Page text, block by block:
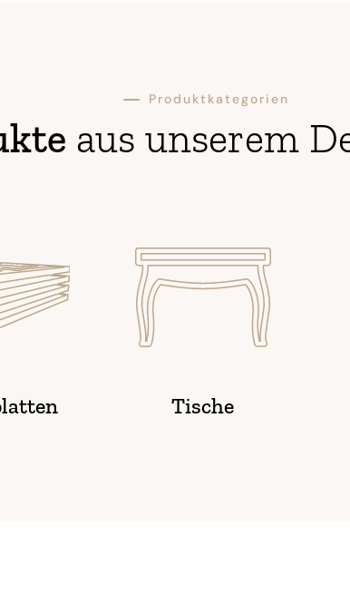
K Produktkategorien
aus unserem
Tische